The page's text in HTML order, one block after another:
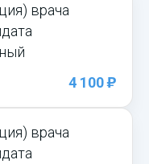
врача
4 100)
врача